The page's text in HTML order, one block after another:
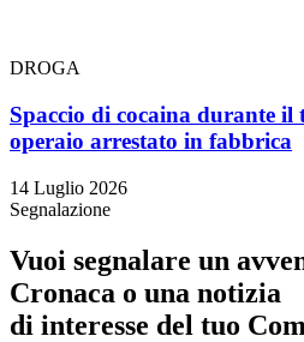
DROGA
Spaccio di cocaina durante
operaio arrestato in fabbrica
14 Luglio 2026
Segnalazione
Vuoi segnalare un
Cronaca o una notizia
di interesse del tuo